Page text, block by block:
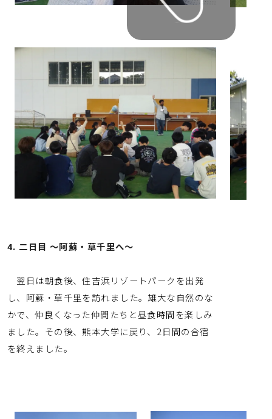
4. 二日目 〜阿蘇・草千里へ〜
翌日は朝食後、住吉浜リゾートパークを出発
し、阿蘇・草千里を訪れました。雄大な自然のな
かで、仲良くなった仲間たちと昼食時間を楽しみ
ました。その後、熊本大学に戻り、2日間の合宿
を終えました。